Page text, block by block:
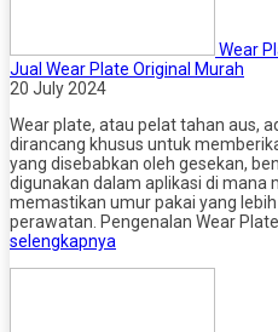
Wear
Jual Wear Plate Original Murah
20 July 2024
Wear plate, atau pelat tahan aus,
dirancang khusus untuk
yang disebabkan oleh gesekan,
digunakan dalam aplikasi di mana
memastikan umur pakai yang
perawatan. Pengenalan Wear
selengkapnya